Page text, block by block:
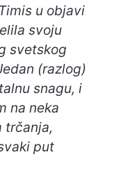
u objavi
svoju
svetskog
(razlog)
snagu, i
na neka
trčanja,
put